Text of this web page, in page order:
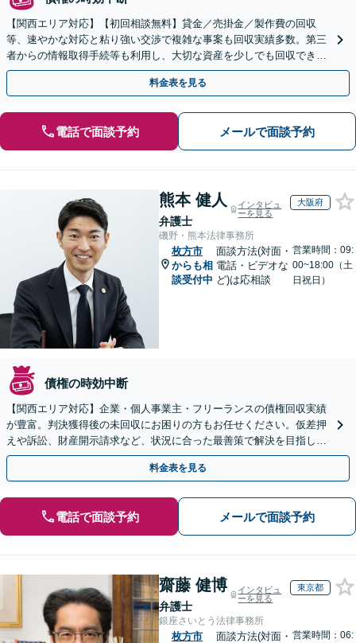
【関西エリア対応】【初回相談無料】貸金／売掛金／製作費の回収
等、速やかな対応と粘り強い交渉で複雑な事案も回収実績多数。第三
者からの情報取得手続等も利用し、大切な資産を少しでも回収できる
よう尽力します【フリーランス・個人事業主のご相談も対応】
料金表を見る
電話で面談予約 メールで面談予約
熊本 健人
弁護士
インタビュ
ーを見る
大阪府
磯野・熊本法律事務所
枚方市
からも相
談受付中
面談方法(対面・
電話・ビデオな
ど)は応相談
営業時間：09:
00~18:00（土
日祝日）
債権の時効中断
【関西エリア対応】企業・個人事業主・フリーランスの債権回収実績
が豊富。判決獲得後の未回収にお困りの方もお任せください。仮差押
えや訴訟、財産開示請求など、状況に合った最善策で解決を目指しま
す【夜間面談可】
料金表を見る
電話で面談予約 メールで面談予約
齋藤 健博
弁護士
インタビュ
ーを見る
東京都
銀座さいとう法律事務所
枚方市
面談方法(対面・ 営業時間：06: